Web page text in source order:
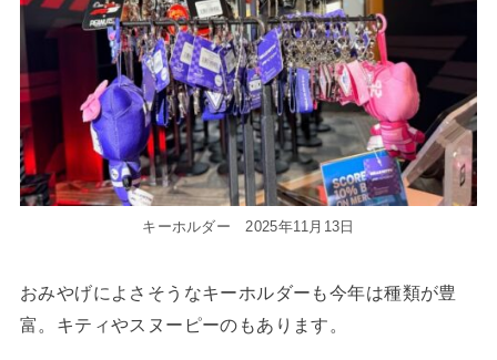
キーホルダー 2025年11月13日
おみやげによさそうなキーホルダーも今年は種類が豊
富。キティやスヌーピーのもあります。